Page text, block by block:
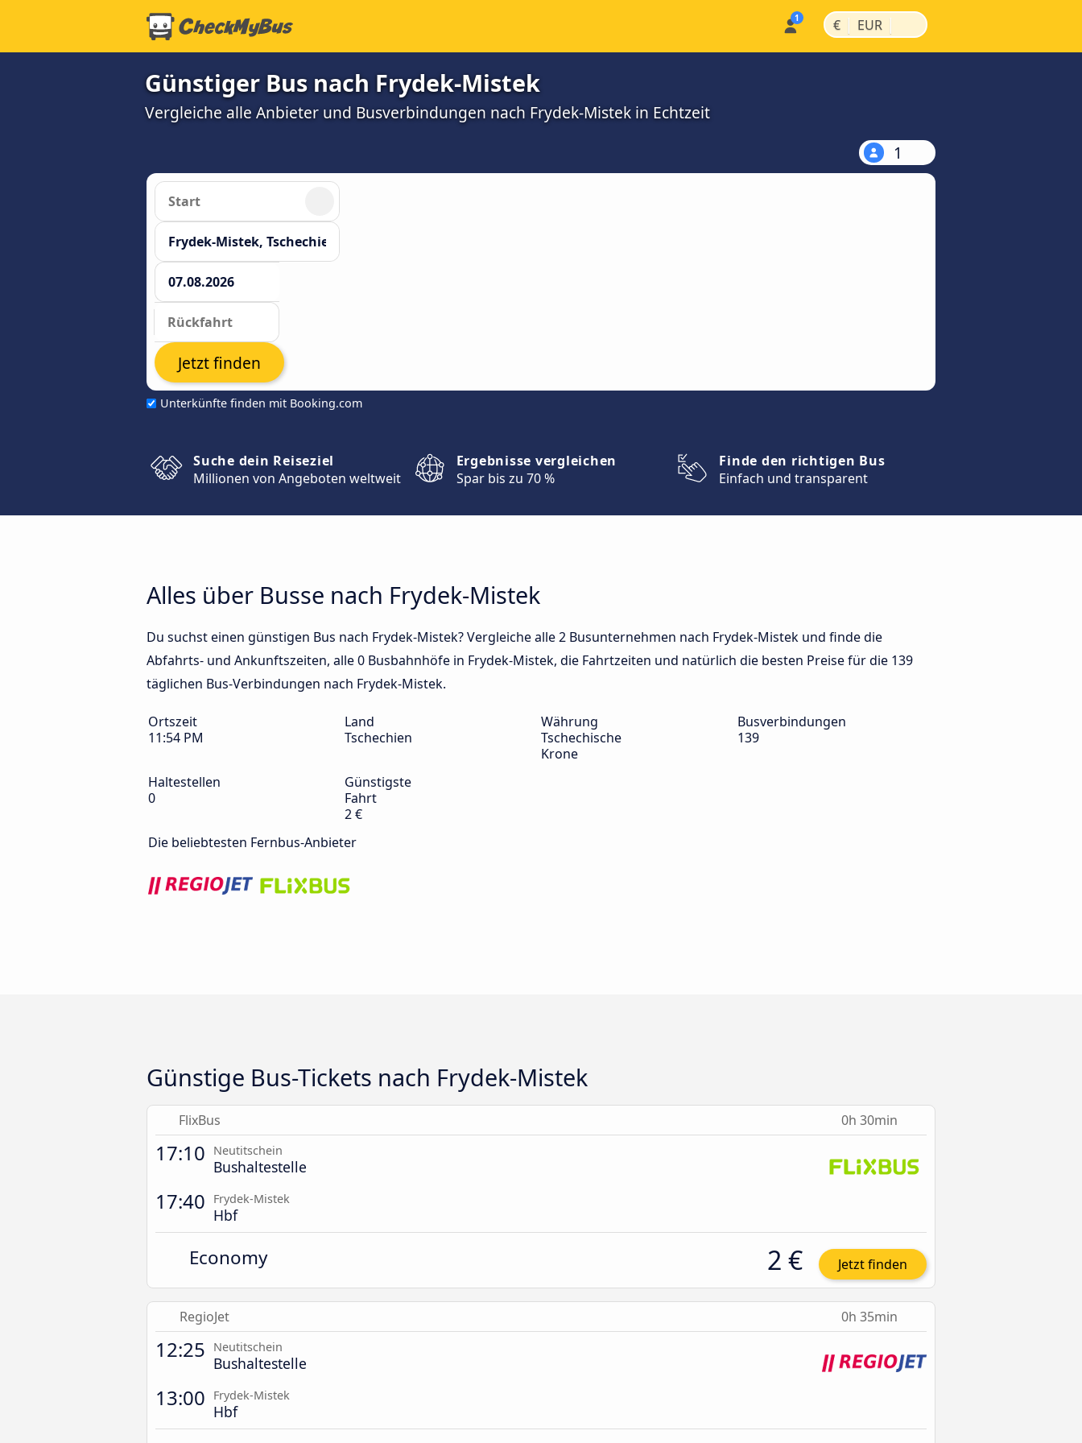
€ | EUR |
Günstiger Bus nach Frydek-Mistek
Vergleiche alle Anbieter und Busverbindungen nach Frydek-Mistek in Echtzeit
1
Unterkünfte finden mit Booking.com
Jetzt finden
Suche dein Reiseziel
Millionen von Angeboten weltweit
Ergebnisse vergleichen
Spar bis zu 70 %
Finde den richtigen Bus
Einfach und transparent
Alles über Busse nach Frydek-Mistek
Du suchst einen günstigen Bus nach Frydek-Mistek? Vergleiche alle 2 Busunternehmen nach Frydek-Mistek und finde die
Abfahrts- und Ankunftszeiten, alle 0 Busbahnhöfe in Frydek-Mistek, die Fahrtzeiten und natürlich die besten Preise für die 139
täglichen Bus-Verbindungen nach Frydek-Mistek.
Ortszeit
11:54 PM
Land
Tschechien
Währung
Tschechische
Krone
Busverbindungen
139
Haltestellen
0
Günstigste
Fahrt
2 €
Die beliebtesten Fernbus-Anbieter
Günstige Bus-Tickets nach Frydek-Mistek
FlixBus 0h 30min
17:10 Neutitschein
Bushaltestelle
17:40 Frydek-Mistek
Hbf
Economy 2 € Jetzt finden
RegioJet 0h 35min
12:25 Neutitschein
Bushaltestelle
13:00 Frydek-Mistek
Hbf